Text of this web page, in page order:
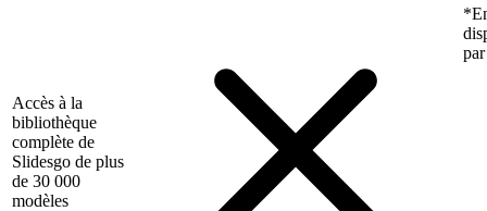
Accès à la
bibliothèque
complète de
Slidesgo de plus
de 30 000
modèles